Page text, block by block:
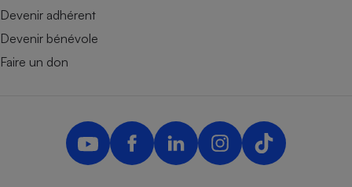
Devenir adhérent
Devenir bénévole
Faire un don